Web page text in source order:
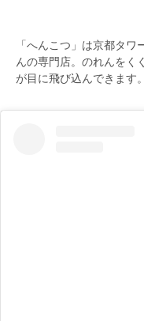
「へんこつ」は京都タ
んの専門店。のれんをく
が目に飛び込んできます。